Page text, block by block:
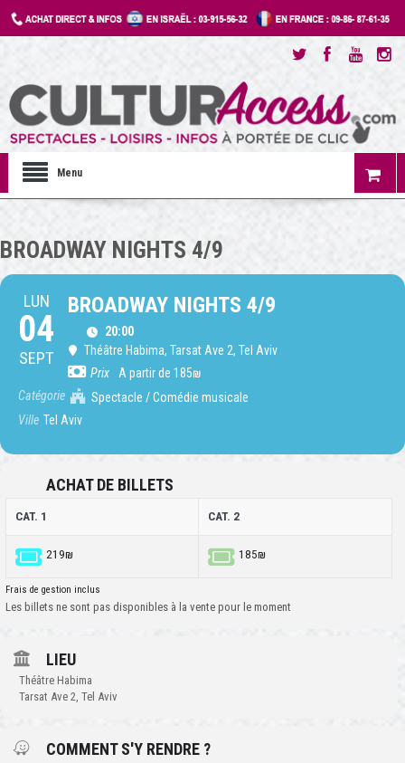
Menu
BROADWAY NIGHTS 4/9
LUN
04
SEPT
BROADWAY NIGHTS 4/9
20:00
Théâtre Habima, Tarsat Ave 2, Tel Aviv
Prix
A partir de 185₪
Catégorie
Spectacle / Comédie musicale
Ville Tel Aviv
ACHAT DE BILLETS
CAT. 1 CAT. 2
219₪ 185₪
Frais de gestion inclus
Les billets ne sont pas disponibles à la vente pour le moment
LIEU
Théâtre Habima
Tarsat Ave 2, Tel Aviv
COMMENT S'Y RENDRE ?